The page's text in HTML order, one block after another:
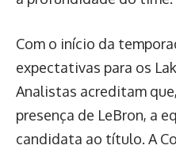
Com o início da
expectativas para os
Analistas acreditam
presença de LeBron, a
candidata ao título. A